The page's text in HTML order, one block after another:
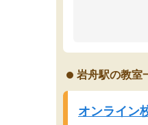
岩舟駅の教室
オンライン